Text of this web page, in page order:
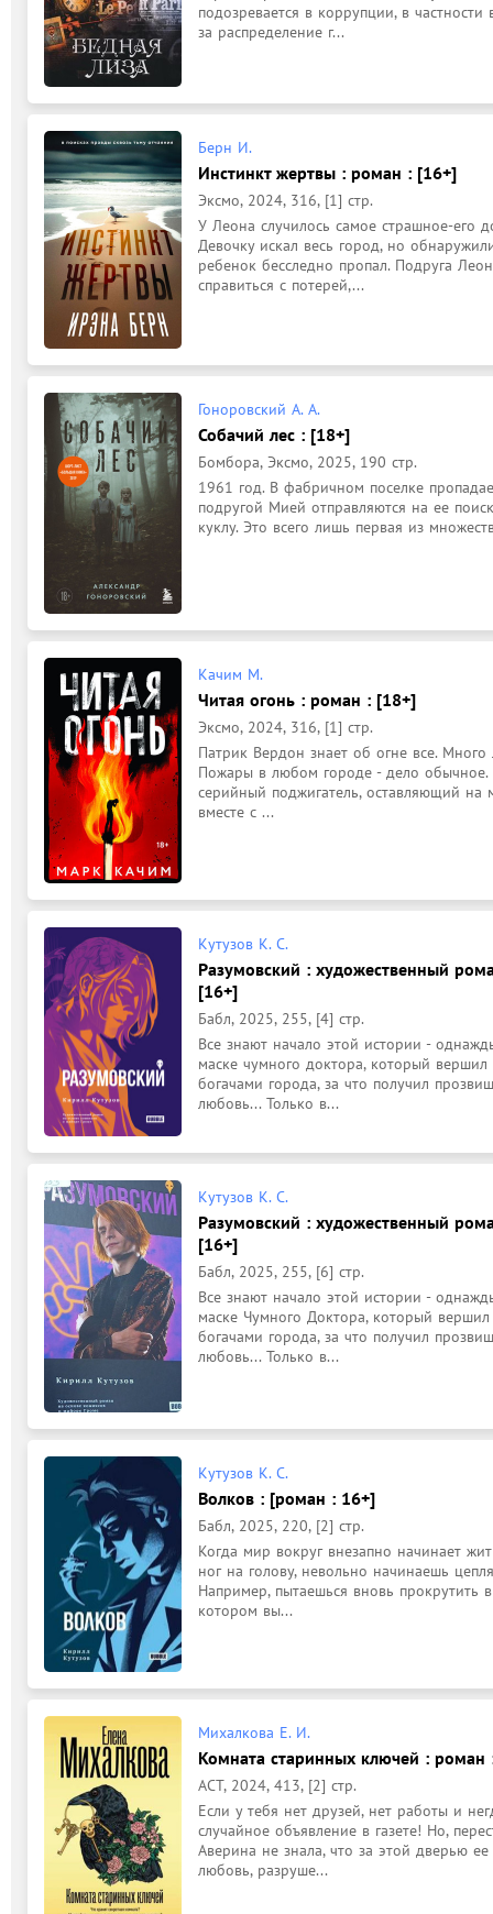
подозревается в коррупции, в
за распределение г...
Берн И.
Инстинкт жертвы : роман : [16+]
Эксмо, 2024, 316, [1] стр.
У Леона случилось самое страшное-его
Девочку искал весь город, но
ребенок бесследно пропал. Подруга
справиться с потерей,...
Гоноровский А. А.
Собачий лес : [18+]
Бомбора, Эксмо, 2025, 190 стр.
1961 год. В фабричном поселке
подругой Мией отправляются на ее
куклу. Это всего лишь первая из
Качим М.
Читая огонь : роман : [18+]
Эксмо, 2024, 316, [1] стр.
Патрик Вердон знает об огне все.
Пожары в любом городе - дело обычное.
серийный поджигатель, оставляющий на
вместе с ...
Кутузов К. С.
Разумовский : художественный
[16+]
Бабл, 2025, 255, [4] стр.
Все знают начало этой истории -
маске чумного доктора, который
богачами города, за что получил
любовь... Только в...
Кутузов К. С.
Разумовский : художественный
[16+]
Бабл, 2025, 255, [6] стр.
Все знают начало этой истории -
маске Чумного Доктора, который
богачами города, за что получил
любовь... Только в...
Кутузов К. С.
Волков : [роман : 16+]
Бабл, 2025, 220, [2] стр.
Когда мир вокруг внезапно начинает
ног на голову, невольно начинаешь
Например, пытаешься вновь прокрутить
котором вы...
Михалкова Е. И.
Комната старинных ключей : роман
АСТ, 2024, 413, [2] стр.
Если у тебя нет друзей, нет работы и
случайное объявление в газете! Но,
Аверина не знала, что за этой дверью
любовь, разруше...